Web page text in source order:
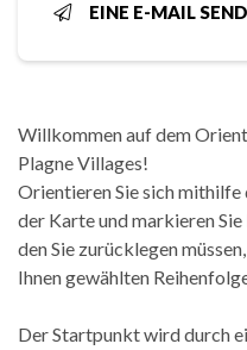
EINE E-MAIL
Willkommen auf dem
Plagne Villages!
Orientieren Sie sich mithilfe
der Karte und markieren
den Sie zurücklegen
Ihnen gewählten
Der Startpunkt wird durch